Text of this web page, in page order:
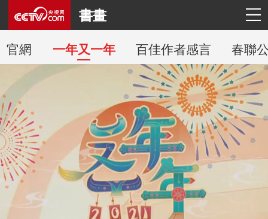
書畫
官網 一年又一年 百佳作者感言 春聯